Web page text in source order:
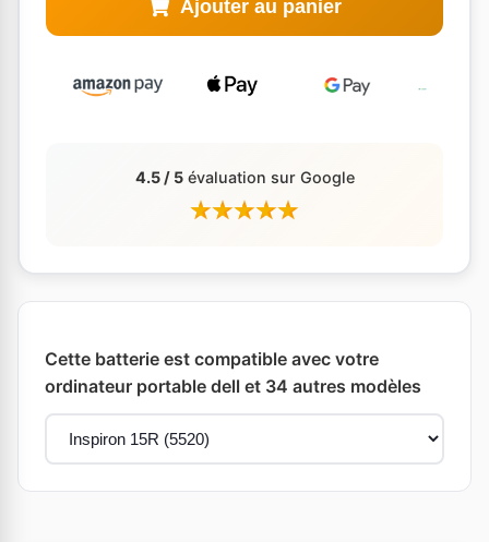
Ajouter au panier
4.5 / 5évaluation sur Google
Cette batterie est compatible avec votre
ordinateur portable dell et 34 autres modèles